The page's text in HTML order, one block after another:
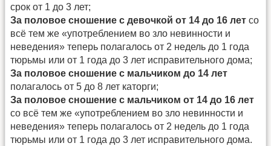
срок от 1 до 3 лет;
За половое сношение с девочкой от 14 до 16 лет со
всё тем же «употреблением во зло невинности и
неведения» теперь полагалось от 2 недель до 1 года
тюрьмы или от 1 года до 3 лет исправительного дома;
За половое сношение с мальчиком до 14 лет
полагалось от 5 до 8 лет каторги;
За половое сношение с мальчиком от 14 до 16 лет
со всё тем же «употреблением во зло невинности и
неведения» теперь полагалось от 2 недель до 1 года
тюрьмы или от 1 года до 3 лет исправительного дома.